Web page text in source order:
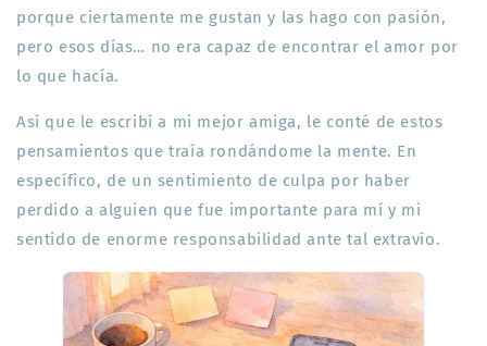
porque ciertamente me gustan y las hago con pasión,
pero esos días… no era capaz de encontrar el amor por
lo que hacía.
Así que le escribí a mi mejor amiga, le conté de estos
pensamientos que traía rondándome la mente. En
específico, de un sentimiento de culpa por haber
perdido a alguien que fue importante para mí y mi
sentido de enorme responsabilidad ante tal extravío.